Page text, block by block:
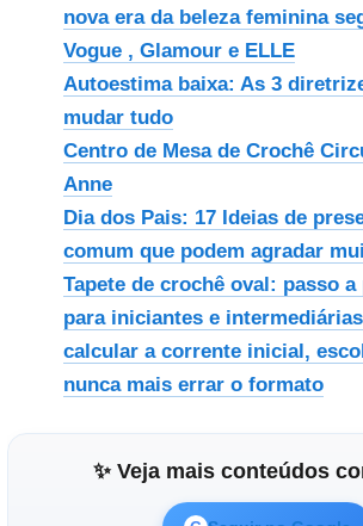
nova era da beleza feminina
Vogue , Glamour e ELLE
Autoestima baixa: As 3
mudar tudo
Centro de Mesa de Crochê
Anne
Dia dos Pais: 17 Ideias de
comum que podem agradar
Tapete de crochê oval: passo
para iniciantes e
calcular a corrente inicial,
nunca mais errar o formato
✨ Veja mais conteúdos